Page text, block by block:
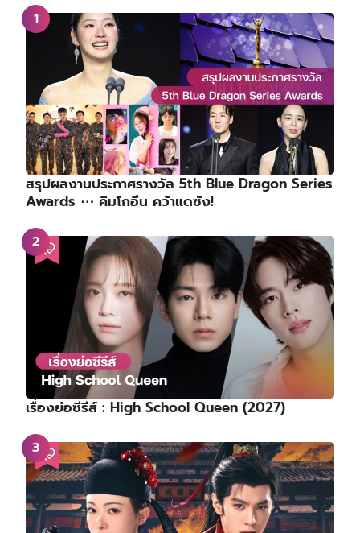
สรุปผลงานประกาศรางวัล 5th Blue Dragon Series
Awards ⋯ คิมโกอึน คว้าแดซัง!
เรื่องย่อซีรีส์ : High School Queen (2027)